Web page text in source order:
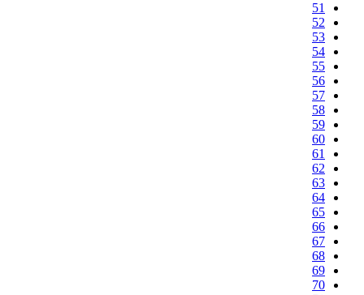
51
52
53
54
55
56
57
58
59
60
61
62
63
64
65
66
67
68
69
70